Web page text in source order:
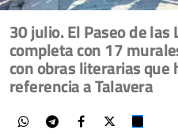
30 julio. El Paseo de las
completa con 17
con obras literarias que
referencia a Talavera